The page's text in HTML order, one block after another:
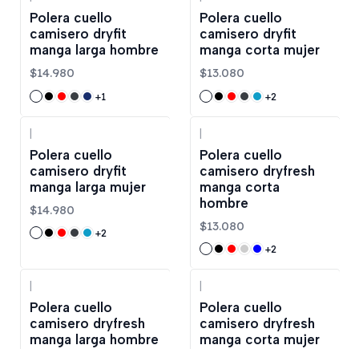
Polera cuello
camisero dryfit
manga larga hombre
$14.980
+1
Polera cuello
camisero dryfit
manga corta mujer
$13.080
+2
|
Polera cuello
camisero dryfit
manga larga mujer
$14.980
+2
|
Polera cuello
camisero dryfresh
manga corta
hombre
$13.080
+2
Polera cuello
camisero dryfresh
manga larga hombre
Polera cuello
camisero dryfresh
manga corta mujer